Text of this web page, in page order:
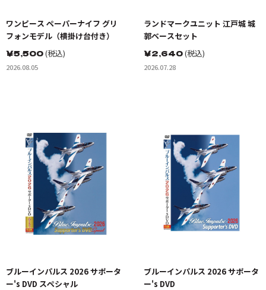
ワンピース ペーパーナイフ グリ
フォンモデル（横掛け台付き）
￥5,500(税込)
2026.08.05
ランドマークユニット 江戸城 城
郭ベースセット
￥2,640(税込)
2026.07.28
ブルーインパルス 2026 サポータ
ー's DVD スペシャル
ブルーインパルス 2026 サポータ
ー's DVD